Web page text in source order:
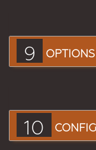
9
10